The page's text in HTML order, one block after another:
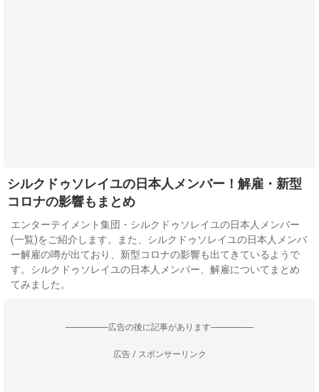
シルクドゥソレイユの日本人メンバー！解雇・新型
コロナの影響もまとめ
エンターテイメント集団・シルクドゥソレイユの日本人メンバー
(一覧)をご紹介します。また、シルクドゥソレイユの日本人メンバ
ー解雇の噂が出ており、新型コロナの影響も出てきているようで
す。シルクドゥソレイユの日本人メンバー、解雇についてまとめ
てみました。
--------------------広告の後に記事があります--------------------
広告 / スポンサーリンク